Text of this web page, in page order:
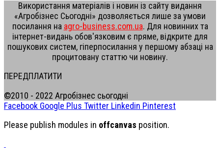
Використання матеріалів і новин із сайту видання
«Агробізнес Сьогодні» дозволяється лише за умови
посилання на agro-business.com.ua. Для новинних та
інтернет-видань обов'язковим є пряме, відкрите для
пошукових систем, гіперпосилання у першому абзаці на
процитовану статтю чи новину.
ПЕРЕДПЛАТИТИ
©2010 - 2022 Агробізнес сьогодні
Facebook Google Plus Twitter Linkedin Pinterest
Please publish modules in offcanvas position.